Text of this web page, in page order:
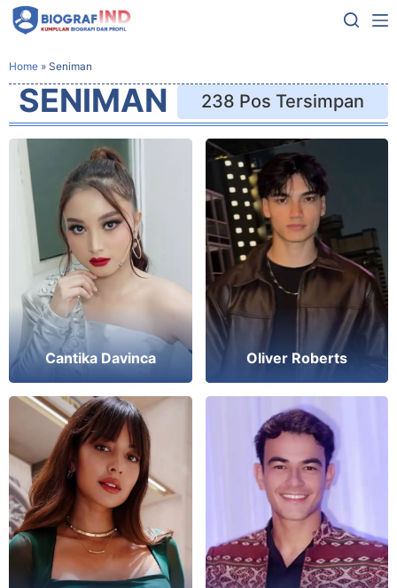
Home » Seniman
SENIMAN 238 Pos Tersimpan
Cantika Davinca Oliver Roberts